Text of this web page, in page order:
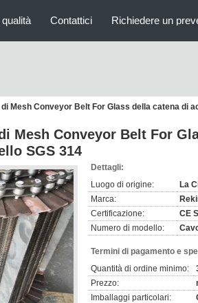
Contattici Richiedere un
Mesh Conveyor Belt For Glass della catena di
Mesh Conveyor Belt For
SGS 314
Dettagli:
Luogo di origine:
La
Marca:
Certificazione:
CE
Numero di modello:
Termini di pagamento e
Quantità di ordine minimo:
Prezzo:
Imballaggi particolari: